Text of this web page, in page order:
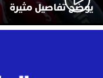
يوضح تفاصيل مثيرة